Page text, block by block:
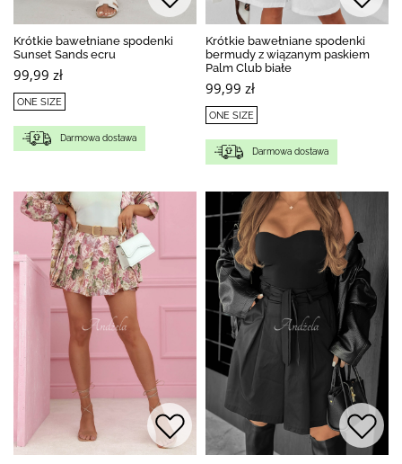
Krótkie bawełniane spodenki
Sunset Sands ecru
99,99 zł
ONE SIZE
Darmowa dostawa
Krótkie bawełniane spodenki
bermudy z wiązanym paskiem
Palm Club białe
99,99 zł
ONE SIZE
Darmowa dostawa